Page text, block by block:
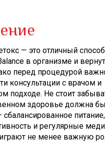
— это отличный способ
в организме и
перед процедурой
консультации с врачом и
подходе. Не стоит
здоровье должна
питание,
и регулярные
не менее важную